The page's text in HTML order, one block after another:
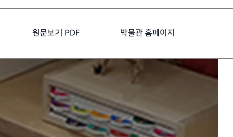
원문보기 PDF 박물관 홈페이지